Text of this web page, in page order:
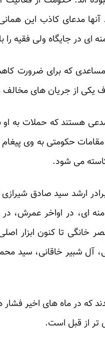
مدعای کاذب این
ای در جایگاه ولی فقیه
مساعدی که برای ضرورت
یکی از جریان های
هستند که حملات به
حکومتی به وی پیغام
می شود.
ارشد سید صادق
ای، در اواخر عمرش،
خانگی تا کنون ابزار
آل شبیر خاقانی، سید
که در ماه های اخیر
تر از قبل است.